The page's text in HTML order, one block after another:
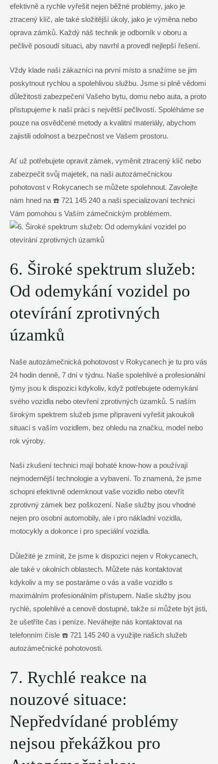
efektivně a rychle vyřešit nejen běžné problémy, jako je
ztracený klíč, ale také složitější úkoly, jako je výměna nebo
oprava zámků. Každý náš technik je odborník v oboru a
pečlivě posoudí situaci, aby navrhl a provedl nejlepší řešení.
Vždy klade naši zákazníci na první místo a snažíme se jim
poskytnout rychlou a spolehlivou službu. Jsme si plně vědomi
důležitosti zabezpečení Vašeho bytu, domu nebo auta, a proto
přistupujeme k naší práci s největší pečlivostí. Spoléháme se
pouze na osvědčené metody a kvalitní materiály, abychom
zajistili odolnost a bezpečnost ve Vašem prostoru.
Ať už potřebujete opravit zámek, vyměnit ztracený klíč nebo
zabezpečit svůj majetek, na naši autozámečnickou
pohotovost v Rokycanech se můžete spolehnout. Zavolejte
nám hned na ☎️ 721 145 240 a naši specializovaní technici
Vám pomohou s Vaším zámečnickým problémem.
6. Široké spektrum služeb:
Od odemykání vozidel po
otevírání zprotivných
úzamků
Naše autozámečnická pohotovost v Rokycanech je tu pro vás
24 hodin denně, 7 dní v týdnu. Naše spolehlivé a profesionální
týmy jsou k dispozici kdykoliv, když potřebujete odemykání
svého vozidla nebo otevření zprotivných úzamků. S naším
širokým spektrem služeb jsme připraveni vyřešit jakoukoli
situaci s vaším vozidlem, bez ohledu na značku, model nebo
rok výroby.
Naši zkušení technici mají bohaté know-how a používají
nejmodernější technologie a vybavení. To znamená, že jsme
schopni efektivně odemknout vaše vozidlo nebo otevřít
zprotivný zámek bez poškození. Naše služby jsou vhodné
nejen pro osobní automobily, ale i pro nákladní vozidla,
motocykly a dokonce i pro speciální vozidla.
Důležité je zmínit, že jsme k dispozici nejen v Rokycanech,
ale také v okolních oblastech. Můžete nás kontaktovat
kdykoliv a my se postaráme o vás a vaše vozidlo s
maximálním profesionálním přístupem. Naše služby jsou
rychlé, spolehlivé a cenově dostupné, takže si můžete být jisti,
že ušetříte čas i peníze. Neváhejte nás kontaktovat na
telefonním čísle ☎️ 721 145 240 a využijte našich služeb
autozámečnické pohotovosti.
7. Rychlé reakce na
nouzové situace:
Nepředvídané problémy
nejsou překážkou pro